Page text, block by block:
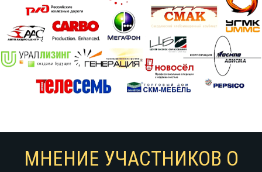
МНЕНИЕ УЧАСТНИКОВ О